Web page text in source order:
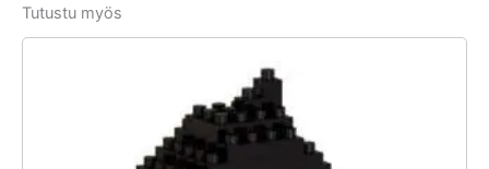
Tutustu myös